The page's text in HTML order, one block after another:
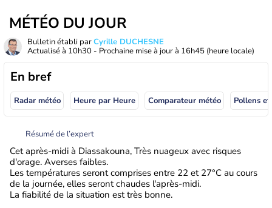
MÉTÉO DU JOUR
Bulletin établi parCyrille DUCHESNE
Actualisé à 10h30 - Prochaine mise à jour à 16h45 (heure locale)
En bref
Radar météo Heure par Heure Comparateur météo Pollens
Résumé de l’expert
Cet après-midi à Diassakouna, Très nuageux avec risques
d'orage. Averses faibles.
Les températures seront comprises entre 22 et 27°C au cours
de la journée, elles seront chaudes l'après-midi.
La fiabilité de la situation est très bonne.